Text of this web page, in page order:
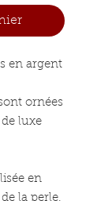
en argent
ornées
luxe
en
la perle.